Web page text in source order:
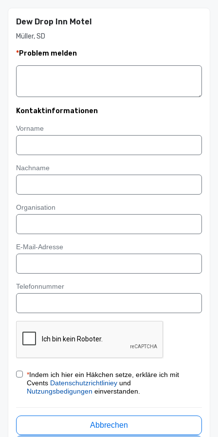
Dew Drop Inn Motel
Müller, SD
*Problem melden
Kontaktinformationen
Vorname
Nachname
Organisation
E-Mail-Adresse
Telefonnummer
*Indem ich hier ein Häkchen setze, erkläre ich mit
Cvents Datenschutzrichtliniey und
Nutzungsbedigungen einverstanden.
Abbrechen